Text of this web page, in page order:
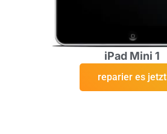
iPad Mini 1
reparier es jetzt